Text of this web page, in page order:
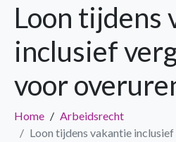
Loon tijdens
inclusief
voor
Home
Arbeidsrecht
Loon tijdens vakantie